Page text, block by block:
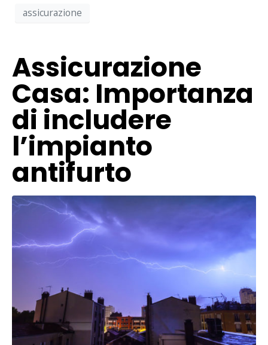
assicurazione
Assicurazione
Casa: Importanza
di includere
l’impianto
antifurto